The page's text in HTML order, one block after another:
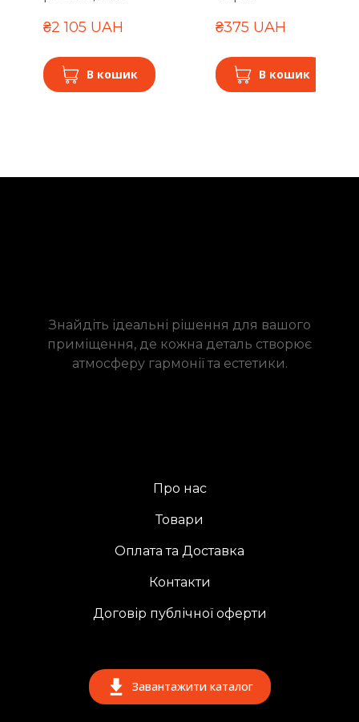
₴2 105 UAH
В кошик
₴375 UAH
В кошик
Знайдіть ідеальні рішення для вашого
приміщення, де кожна деталь створює
атмосферу гармонії та естетики.
Про нас
Товари
Оплата та Доставка
Контакти
Договір публічної оферти
Завантажити каталог